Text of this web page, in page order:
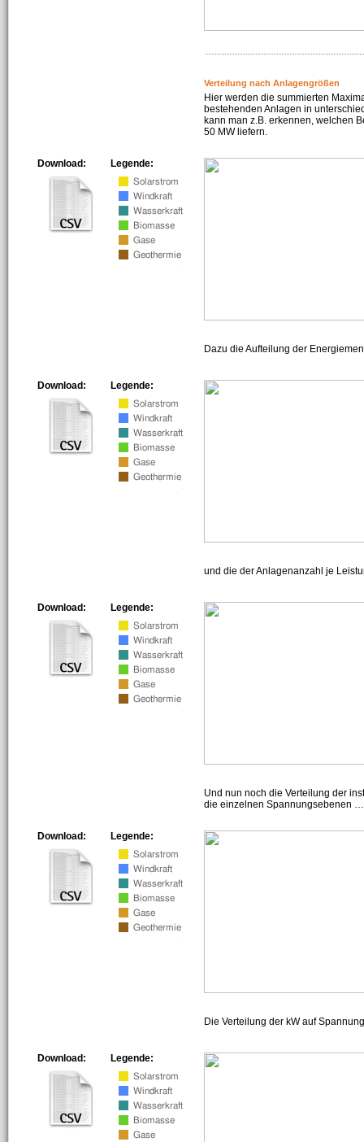
Verteilung nach Anlagengrößen
Hier werden die summierten
bestehenden Anlagen in
kann man z.B. erkennen, welchen
50 MW liefern.
Legende:
Download:
Dazu die Aufteilung der
Legende:
Download:
und die der Anlagenanzahl je
Legende:
Download:
Und nun noch die Verteilung der
die einzelnen Spannungsebenen
Legende:
Download:
Die Verteilung der kW auf
Legende:
Download: